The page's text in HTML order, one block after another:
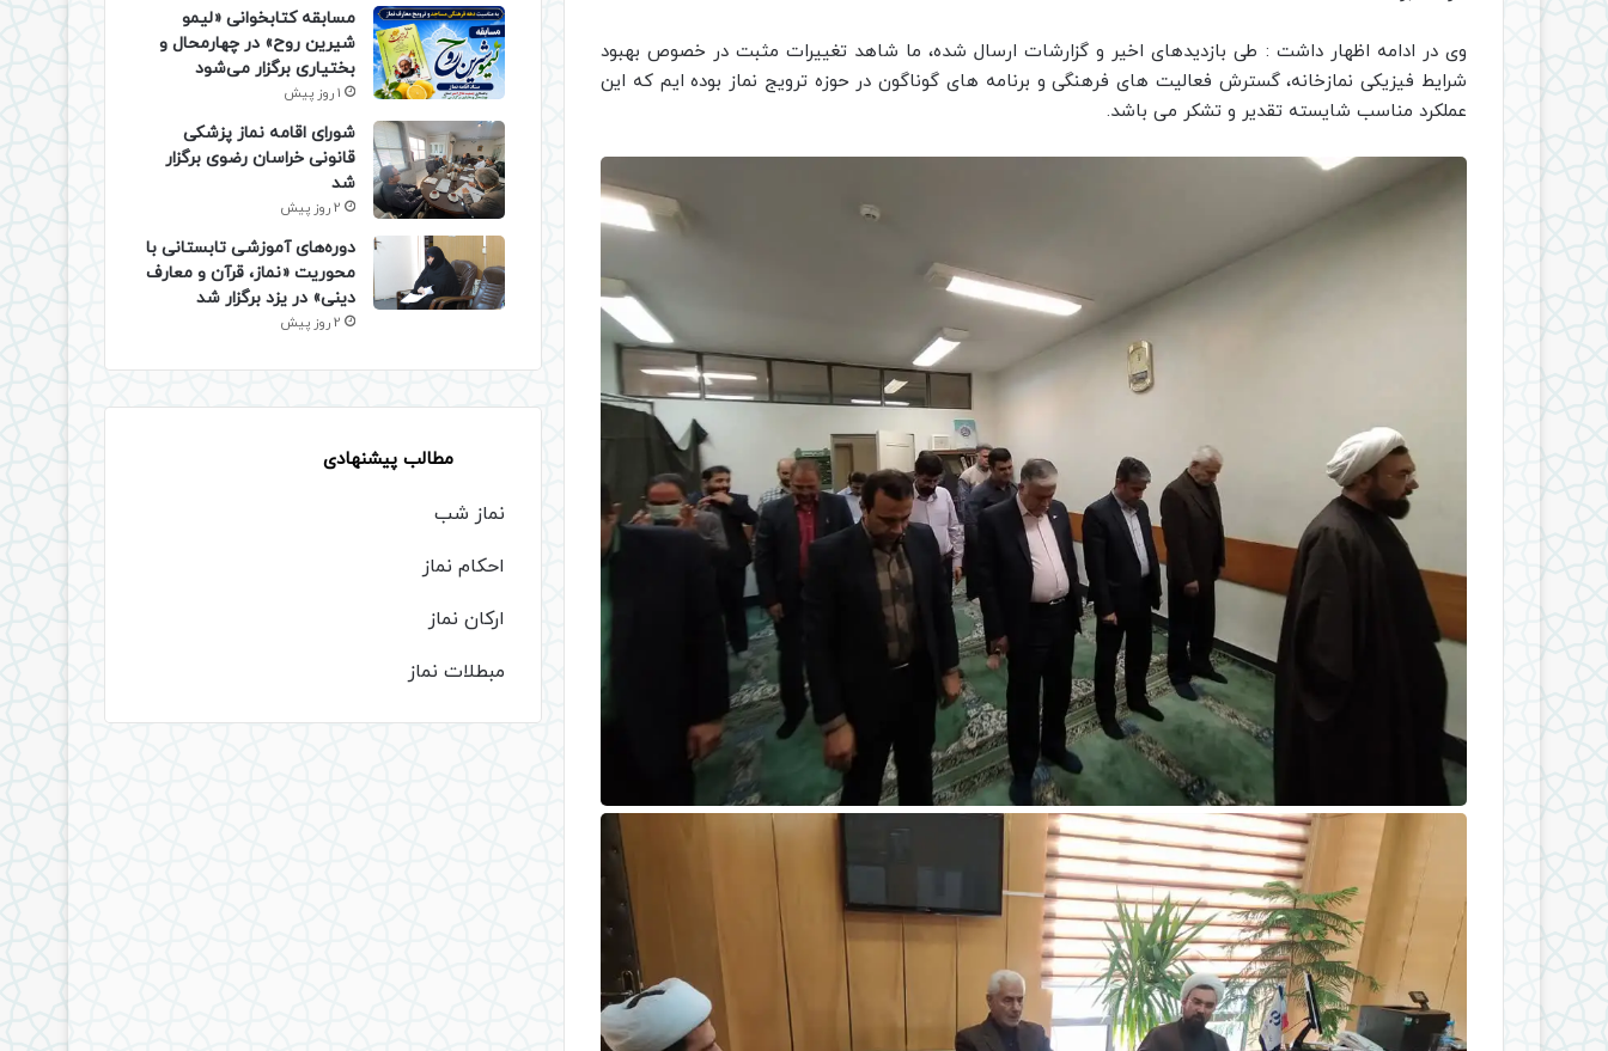
وی در ادامه اظهار داشت : طی بازدیدهای اخیر و گزارشات ارسال شده، ما شاهد تغییرات مثبت در خصوص بهبود
شرایط فیزیکی نمازخانه، گسترش فعالیت های فرهنگی و برنامه های گوناگون در حوزه ترویج نماز بوده ایم که این
عملکرد مناسب شایسته تقدیر و تشکر می باشد.
مسابقه کتابخوانی «لیمو
شیرین روح» در چهارمحال و
بختیاری برگزار می‌شود
1 روز پیش
شورای اقامه نماز پزشکی
قانونی خراسان رضوی برگزار
شد
2 روز پیش
دوره‌های آموزشی تابستانی با
محوریت «نماز، قرآن و معارف
دینی» در یزد برگزار شد
2 روز پیش
مطالب پیشنهادی
نماز شب
احکام نماز
ارکان نماز
مبطلات نماز